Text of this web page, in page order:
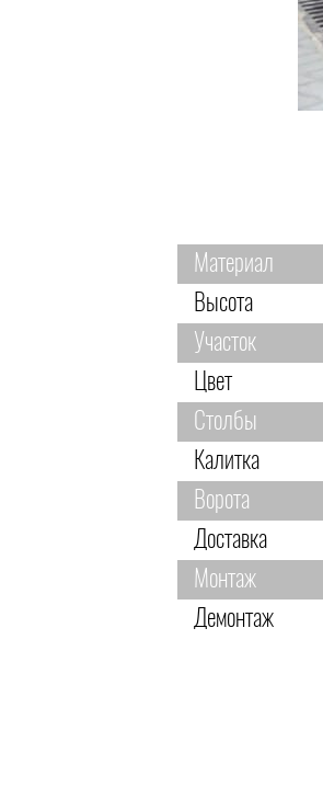
Материал
Высота
Участок
Цвет
Столбы
Калитка
Ворота
Доставка
Монтаж
Демонтаж